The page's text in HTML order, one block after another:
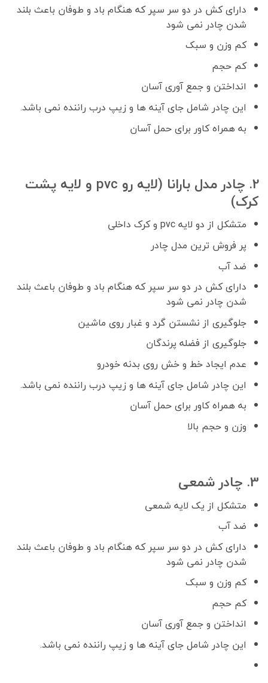
دارای کش در دو سر سپر که هنگام باد و طوفان باعث بلند
شدن چادر نمی شود
کم وزن و سبک
کم حجم
انداختن و جمع آوری آسان
این چادر شامل جای آینه ها و زیپ درب راننده نمی باشد.
به همراه کاور برای حمل آسان
2. چادر مدل بارانا (لایه رو pvc و لایه پشت
کرک)
متشکل از دو لایه pvc و کرک داخلی
پر فروش ترین مدل چادر
ضد آب
دارای کش در دو سر سپر که هنگام باد و طوفان باعث بلند
شدن چادر نمی شود
جلوگیری از نشستن گرد و غبار روی ماشین
جلوگیری از فضله پرندگان
عدم ایجاد خط و خش روی بدنه خودرو
این چادر شامل جای آینه ها و زیپ درب راننده نمی باشد.
به همراه کاور برای حمل آسان
وزن و حجم بالا
3. چادر شمعی
متشکل از یک لایه شمعی
ضد آب
دارای کش در دو سر سپر که هنگام باد و طوفان باعث بلند
شدن چادر نمی شود
کم وزن و سبک
کم حجم
انداختن و جمع آوری آسان
این چادر شامل جای آینه ها و زیپ راننده نمی باشد.